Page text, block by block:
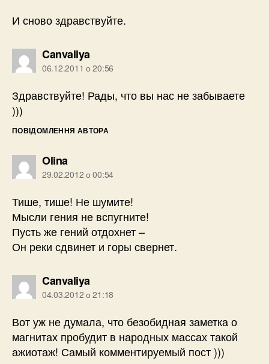
И сново здравствуйте.
Canvaliyaговорить:
06.12.2011 о 20:56
Здравствуйте! Рады, что вы нас не забываете
)))
ПОВІДОМЛЕННЯ АВТОРА
Olinaговорить:
29.02.2012 о 00:54
Тише, тише! Не шумите!
Мысли гения не вспугните!
Пусть же гений отдохнет –
Он реки сдвинет и горы свернет.
Canvaliyaговорить:
04.03.2012 о 21:18
Вот уж не думала, что безобидная заметка о
магнитах пробудит в народных массах такой
ажиотаж! Самый комментируемый пост )))